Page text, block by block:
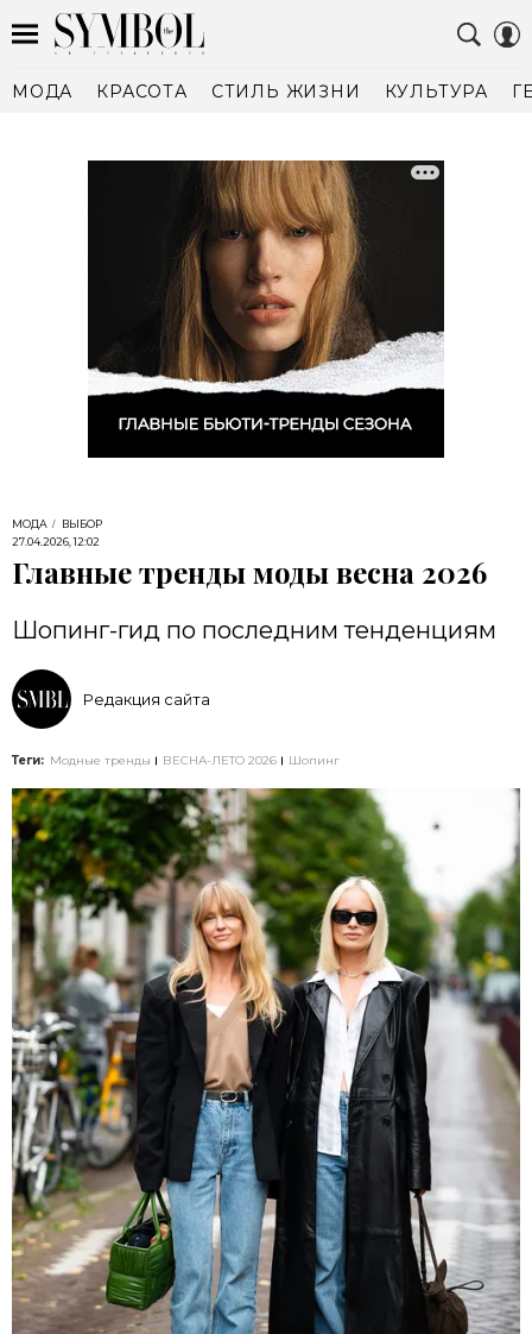
МОДА КРАСОТА СТИЛЬ ЖИЗНИ КУЛЬТУРА
МОДА
ВЫБОР
27.04.2026, 12:02
Главные тренды моды весна 2026
Шопинг-гид по последним тенденциям
Редакция сайта
Теги: Модные тренды ВЕСНА-ЛЕТО 2026 Шопинг